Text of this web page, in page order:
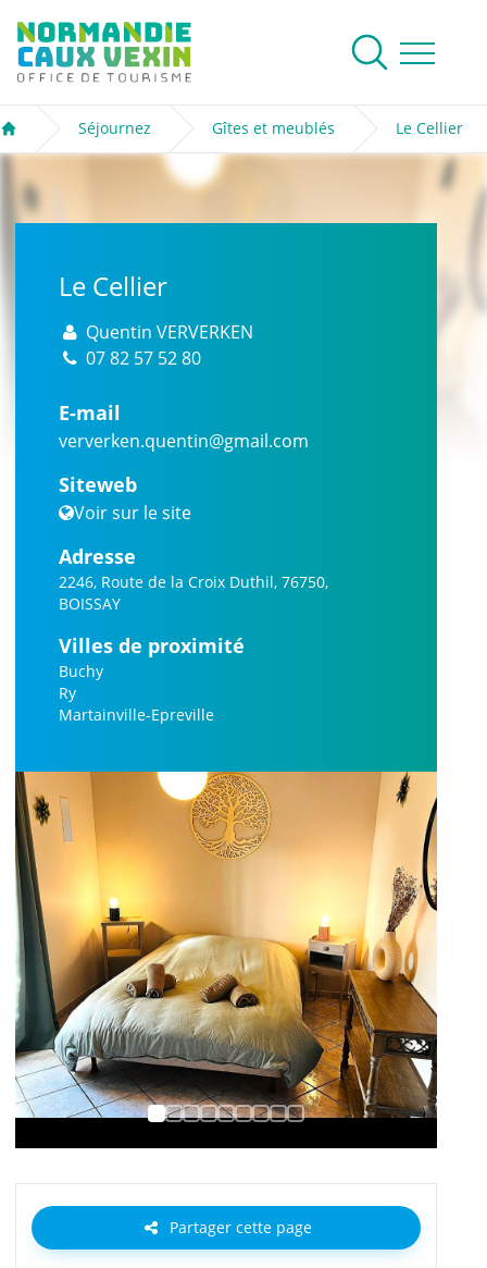
Normandie Caux Vexin
Ouvrir le
Rechercher
Accueil
Séjournez Gîtes et meublés Le Cellier
Le Cellier
Quentin VERVERKEN
07 82 57 52 80
E-mail
ververken.quentin@gmail.com
Siteweb
Voir sur le site
Adresse
2246, Route de la Croix Duthil, 76750,
BOISSAY
Villes de proximité
Buchy
Ry
Martainville-Epreville
Partager cette page